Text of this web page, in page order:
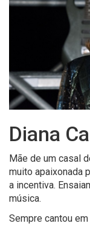
Diana
Mãe de um casal
muito apaixonada
a incentiva.
música.
Sempre cantou